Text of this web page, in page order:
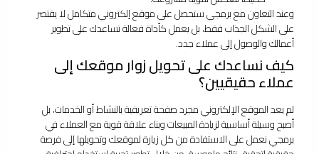
وعند التعاون مع برمجي ستحصل على موقع إلكتروني متكامل لا يقتصر
على الشكل الجذاب فقط، بل يعمل كأداة فعالة تساعدك على تطوير
أعمالك والوصول إلى عملاء جدد.
كيف نساعدك على تحويل زوار موقعك إلى
عملاء حقيقيين؟
لم يعد الموقع الإلكتروني مجرد صفحة تعريفية بالنشاط أو الخدمات، بل
أصبح وسيلة أساسية لزيادة المبيعات وبناء علاقة قوية مع العملاء في
برمجي نعمل على الاستفادة من كل زيارة لموقعك وتحويلها إلى فرصة